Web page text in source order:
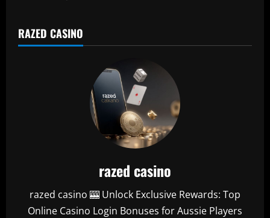
RAZED CASINO
razed casino
razed casino 🎰 Unlock Exclusive Rewards: Top
Online Casino Login Bonuses for Aussie Players